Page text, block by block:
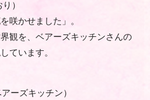
）
咲かせました」。
観を、ベアーズキッチンさんの
ています。
ーズキッチン）